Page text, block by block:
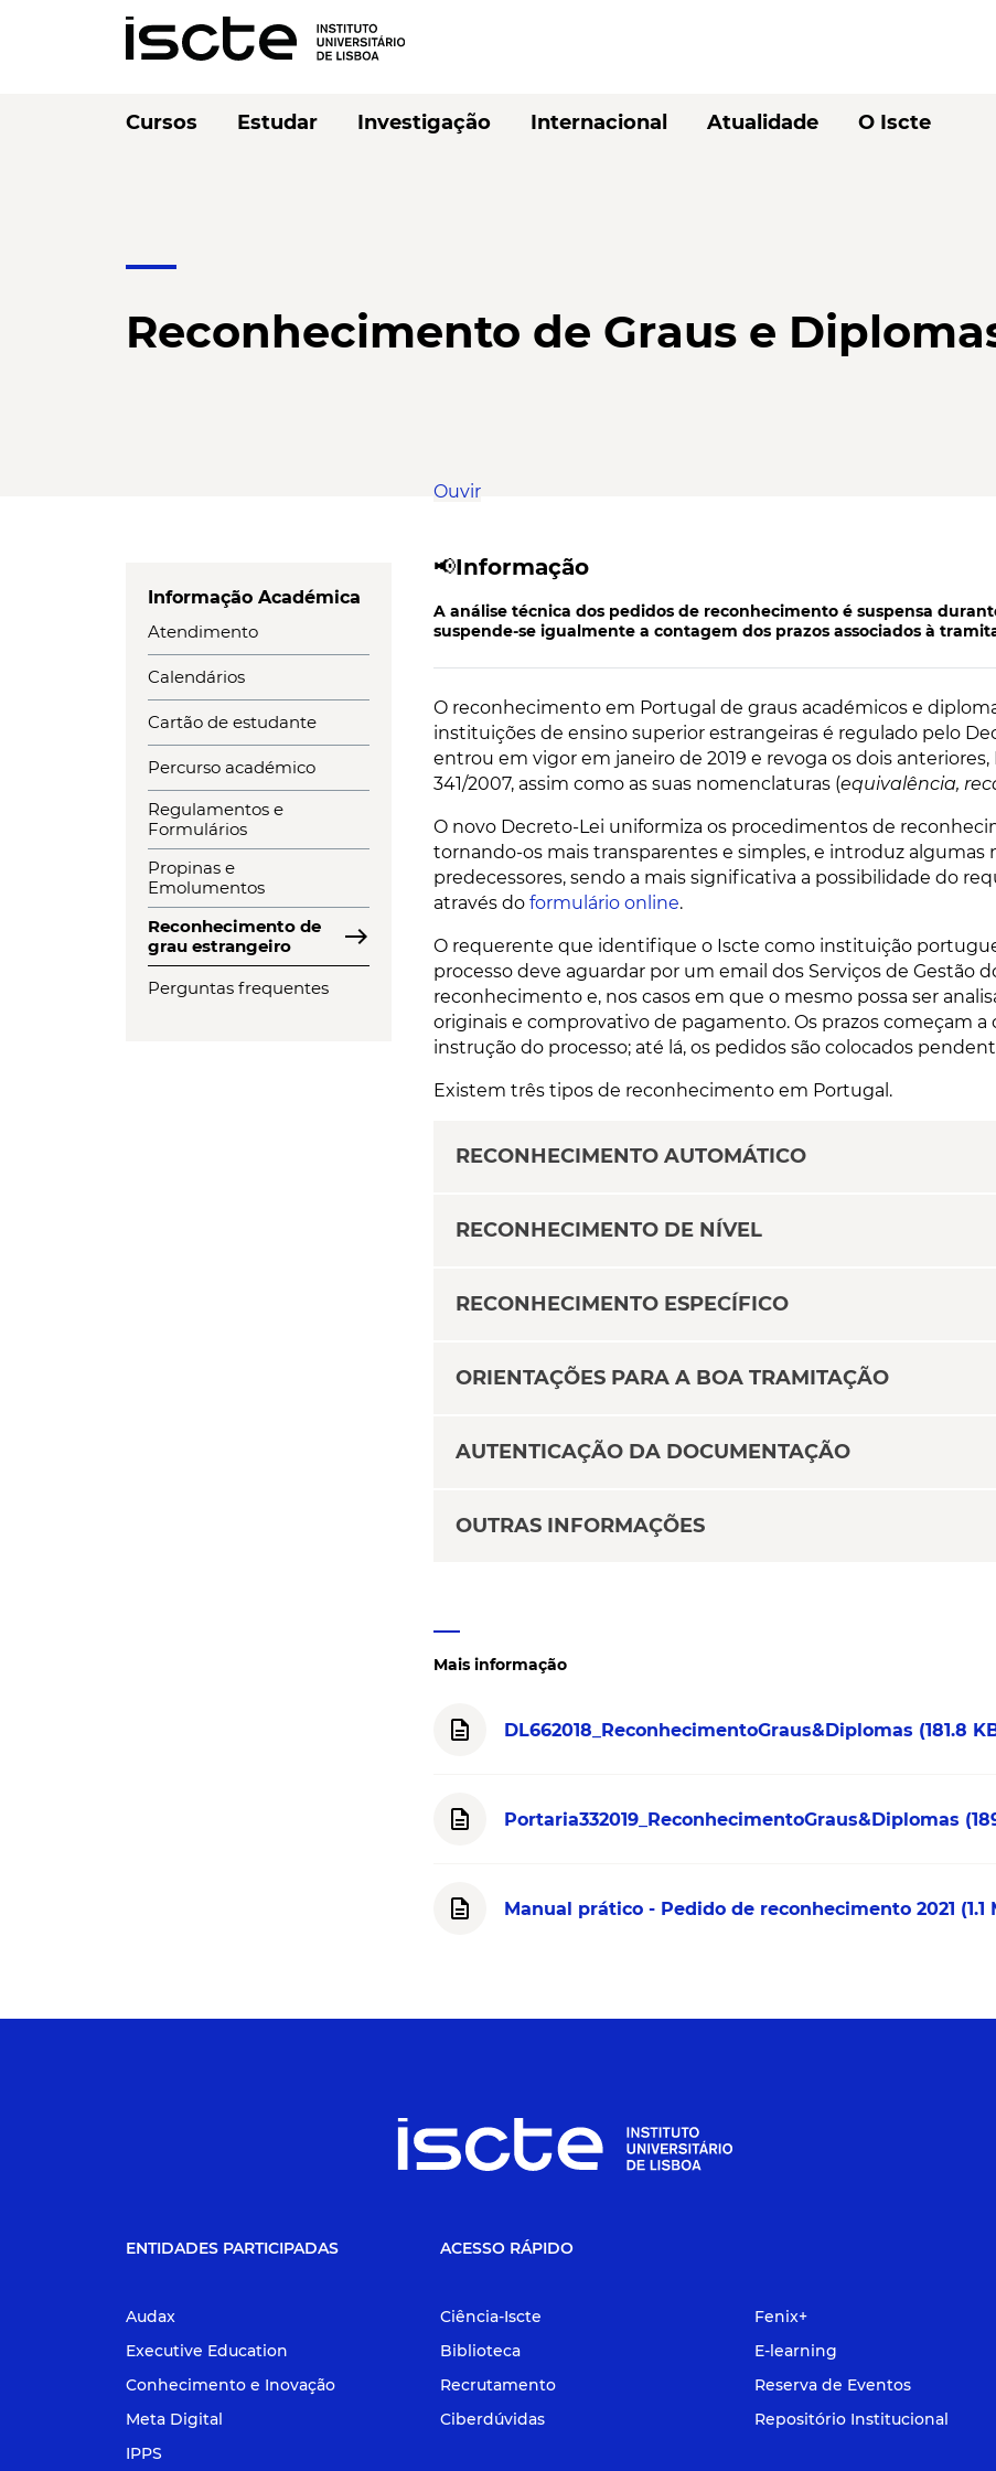
Cursos Estudar Investigação Internacional Atualidade O Iscte
Reconhecimento de Graus e
Informação Académica
Atendimento
Calendários
Cartão de estudante
Percurso académico
Regulamentos e
Formulários
Propinas e
Emolumentos
Reconhecimento de
grau estrangeiro
east
Perguntas frequentes
Ouvir
📢Informação
A análise técnica dos pedidos de reconhecimento é suspensa
suspende-se igualmente a contagem dos prazos associados à
O reconhecimento em Portugal de graus académicos e
instituições de ensino superior estrangeiras é regulado pelo
entrou em vigor em janeiro de 2019 e revoga os dois anteriores,
341/2007, assim como as suas nomenclaturas (equivalência,
O novo Decreto-Lei uniformiza os procedimentos de
tornando-os mais transparentes e simples, e introduz algumas
predecessores, sendo a mais significativa a possibilidade do
através do formulário online.
O requerente que identifique o Iscte como instituição
processo deve aguardar por um email dos Serviços de Gestão
reconhecimento e, nos casos em que o mesmo possa ser
originais e comprovativo de pagamento. Os prazos começam
instrução do processo; até lá, os pedidos são colocados
Existem três tipos de reconhecimento em Portugal.
RECONHECIMENTO AUTOMÁTICO
RECONHECIMENTO DE NÍVEL
RECONHECIMENTO ESPECÍFICO
ORIENTAÇÕES PARA A BOA TRAMITAÇÃO
AUTENTICAÇÃO DA DOCUMENTAÇÃO
OUTRAS INFORMAÇÕES
Mais informação
description DL662018_ReconhecimentoGraus&Diplomas (181.8
description Portaria332019_ReconhecimentoGraus&Diplomas
description Manual prático - Pedido de reconhecimento 2021 (1.1
ENTIDADES PARTICIPADAS
Audax
Executive Education
Conhecimento e Inovação
Meta Digital
IPPS
ACESSO RÁPIDO
Ciência-Iscte
Biblioteca
Recrutamento
Ciberdúvidas
Fenix+
E-learning
Reserva de Eventos
Repositório Institucional